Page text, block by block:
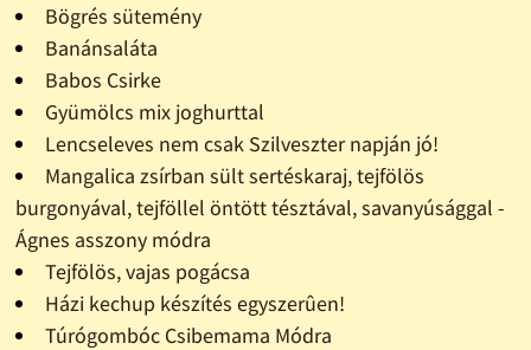
Bögrés sütemény
Banánsaláta
Babos Csirke
Gyümölcs mix joghurttal
Lencseleves nem csak Szilveszter napján jó!
Mangalica zsírban sült sertéskaraj, tejfölös
burgonyával, tejföllel öntött tésztával, savanyúsággal -
Ágnes asszony módra
Tejfölös, vajas pogácsa
Házi kechup készítés egyszerûen!
Túrógombóc Csibemama Módra